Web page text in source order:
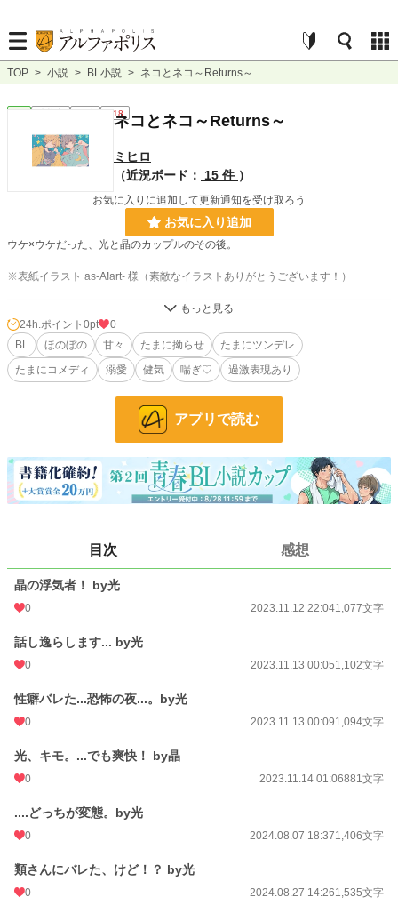
TOP > 小説 > BL小説 > ネコとネコ～Returns～
R18
ネコとネコ～Returns～
ミヒロ
（近況ボード：
15 件 ）
お気に入りに追加して更新通知を受け取ろう
お気に入り追加
ウケ×ウケだった、光と晶のカップルのその後。
※表紙イラスト as-AIart- 様（素敵なイラストありがとうございます！）
228,786 位 / 228,786 件
BL 31,416 位 / 31,416 件
お気に入り 10
更新日時 2024.09.22 21:05
初回公開日時 2023.11.12 22:04
年間ポイント 497 pt (102,905 位)
24h.ポイント 0pt
0
BL
ほのぼの 甘々 たまに拗らせ
たまにツンデレ
たまにコメディ
溺愛 健気 喘ぎ♡ 過激表現あり
アプリで読む
目次 感想
晶の浮気者！ by光
0 2023.11.12 22:041,077文字
話し逸らします... by光
0 2023.11.13 00:051,102文字
性癖バレた...恐怖の夜...。by光
0 2023.11.13 00:091,094文字
光、キモ。...でも爽快！ by晶
0 2023.11.14 01:06881文字
....どっちが変態。by光
0 2024.08.07 18:371,406文字
類さんにバレた、けど！？ by光
0 2024.08.27 14:261,535文字